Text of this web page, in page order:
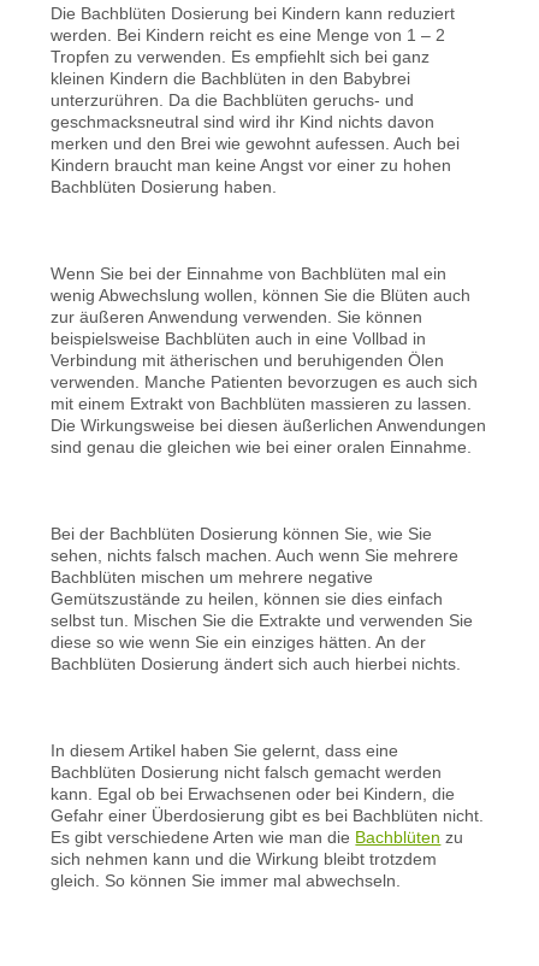
Die Bachblüten Dosierung bei Kindern kann reduziert
werden. Bei Kindern reicht es eine Menge von 1 – 2
Tropfen zu verwenden. Es empfiehlt sich bei ganz
kleinen Kindern die Bachblüten in den Babybrei
unterzurühren. Da die Bachblüten geruchs- und
geschmacksneutral sind wird ihr Kind nichts davon
merken und den Brei wie gewohnt aufessen. Auch bei
Kindern braucht man keine Angst vor einer zu hohen
Bachblüten Dosierung haben.
Wenn Sie bei der Einnahme von Bachblüten mal ein
wenig Abwechslung wollen, können Sie die Blüten auch
zur äußeren Anwendung verwenden. Sie können
beispielsweise Bachblüten auch in eine Vollbad in
Verbindung mit ätherischen und beruhigenden Ölen
verwenden. Manche Patienten bevorzugen es auch sich
mit einem Extrakt von Bachblüten massieren zu lassen.
Die Wirkungsweise bei diesen äußerlichen Anwendungen
sind genau die gleichen wie bei einer oralen Einnahme.
Bei der Bachblüten Dosierung können Sie, wie Sie
sehen, nichts falsch machen. Auch wenn Sie mehrere
Bachblüten mischen um mehrere negative
Gemütszustände zu heilen, können sie dies einfach
selbst tun. Mischen Sie die Extrakte und verwenden Sie
diese so wie wenn Sie ein einziges hätten. An der
Bachblüten Dosierung ändert sich auch hierbei nichts.
In diesem Artikel haben Sie gelernt, dass eine
Bachblüten Dosierung nicht falsch gemacht werden
kann. Egal ob bei Erwachsenen oder bei Kindern, die
Gefahr einer Überdosierung gibt es bei Bachblüten nicht.
Es gibt verschiedene Arten wie man die Bachblüten zu
sich nehmen kann und die Wirkung bleibt trotzdem
gleich. So können Sie immer mal abwechseln.